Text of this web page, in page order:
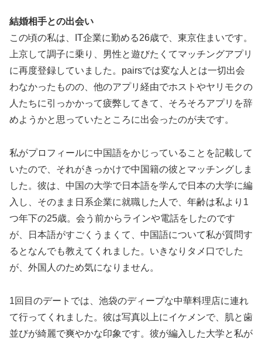
結婚相手との出会い
この頃の私は、IT企業に勤める26歳で、東京住まいです。
上京して調子に乗り、男性と遊びたくてマッチングアプリ
に再度登録していました。pairsでは変な人とは一切出会
わなかったものの、他のアプリ経由でホストやヤリモクの
人たちに引っかかって疲弊してきて、そろそろアプリを辞
めようかと思っていたところに出会ったのが夫です。
私がプロフィールに中国語をかじっていることを記載して
いたので、それがきっかけで中国籍の彼とマッチングしま
した。彼は、中国の大学で日本語を学んで日本の大学に編
入し、そのまま日系企業に就職した人で、年齢は私より1
つ年下の25歳。会う前からラインや電話をしたのです
が、日本語がすごくうまくて、中国語について私が質問す
るとなんでも教えてくれました。いきなりタメ口でした
が、外国人のため気になりません。
1回目のデートでは、池袋のディープな中華料理店に連れ
て行ってくれました。彼は写真以上にイケメンで、肌と歯
並びが綺麗で爽やかな印象です。彼が編入した大学と私が